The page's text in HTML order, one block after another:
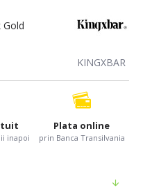
Gold
KINGXBAR
inapoi
Plata online
prin Banca Transilvania